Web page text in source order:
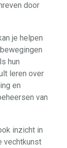
door
je helpen
hun
leren over
en
van
inzicht in
vechtkunst